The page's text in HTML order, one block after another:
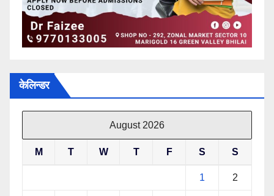
केलिन्डर
August 2026
M T W T F S S
1 2